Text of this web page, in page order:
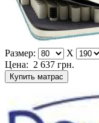
Размер: X
Цена: 2 637 грн.
Купить матрас